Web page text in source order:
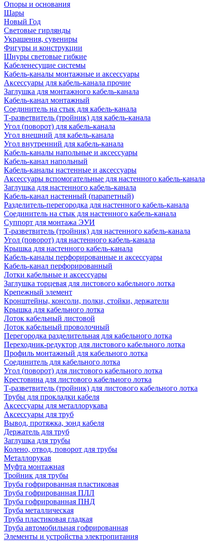
Опоры и основания
Шары
Новый Год
Световые гирлянды
Украшения, сувениры
Фигуры и конструкции
Шнуры световые гибкие
Кабеленесущие системы
Кабель-каналы монтажные и аксессуары
Аксессуары для кабель-канала прочие
Заглушка для монтажного кабель-канала
Кабель-канал монтажный
Соединитель на стык для кабель-канала
Т-разветвитель (тройник) для кабель-канала
Угол (поворот) для кабель-канала
Угол внешний для кабель-канала
Угол внутренний для кабель-канала
Кабель-каналы напольные и аксессуары
Кабель-канал напольный
Кабель-каналы настенные и аксессуары
Аксессуары вспомогательные для настенного кабель-канала
Заглушка для настенного кабель-канала
Кабель-канал настенный (парапетный)
Разделитель-перегородка для настенного кабель-канала
Соединитель на стык для настенного кабель-канала
Суппорт для монтажа ЭУИ
Т-разветвитель (тройник) для настенного кабель-канала
Угол (поворот) для настенного кабель-канала
Крышка для настенного кабель-канала
Кабель-каналы перфорированные и аксессуары
Кабель-канал перфорированный
Лотки кабельные и аксессуары
Заглушка торцевая для листового кабельного лотка
Крепежный элемент
Кронштейны, консоли, полки, стойки, держатели
Крышка для кабельного лотка
Лоток кабельный листовой
Лоток кабельный проволочный
Перегородка разделительная для кабельного лотка
Переходник-редуктор для листового кабельного лотка
Профиль монтажный для кабельного лотка
Соединитель для кабельного лотка
Угол (поворот) для листового кабельного лотка
Крестовина для листового кабельного лотка
Т-разветвитель (тройник) для листового кабельного лотка
Трубы для прокладки кабеля
Аксессуары для металлорукава
Аксессуары для труб
Вывод, протяжка, зонд кабеля
Держатель для труб
Заглушка для трубы
Колено, отвод, поворот для трубы
Металлорукав
Муфта монтажная
Тройник для трубы
Труба гофрированная пластиковая
Труба гофрированная ПЛЛ
Труба гофрированная ПНД
Труба металлическая
Труба пластиковая гладкая
Труба автомобильная гофрированная
Элементы и устройства электропитания